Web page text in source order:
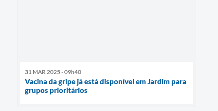
31 MAR 2025 - 09h40
Vacina da gripe já está disponível em Jardim para
grupos prioritários